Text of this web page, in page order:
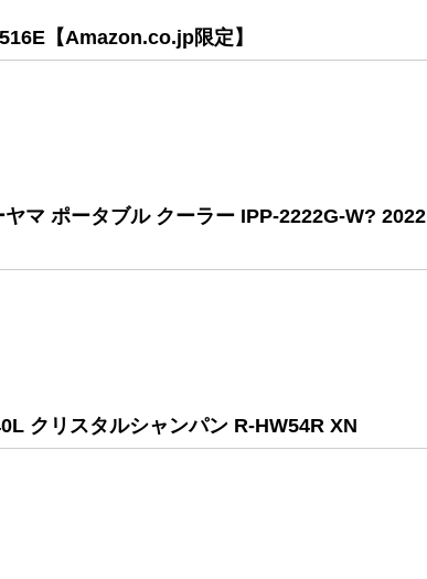
【Amazon.co.jp限定】
マ ポータブル クーラー IPP-2222G-W? 2022
クリスタルシャンパン R-HW54R XN